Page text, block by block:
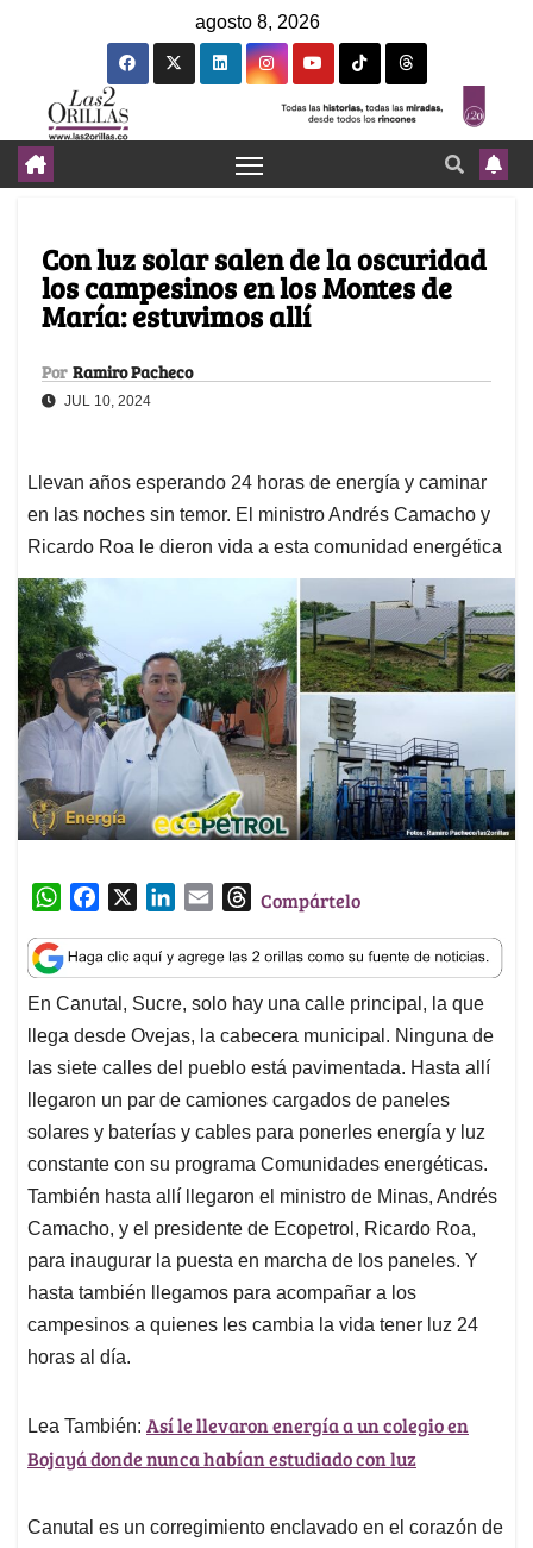
agosto 8, 2026
Con luz solar salen de la oscuridad
los campesinos en los Montes de
María: estuvimos allí
Por Ramiro Pacheco
JUL 10, 2024
Llevan años esperando 24 horas de energía y caminar
en las noches sin temor. El ministro Andrés Camacho y
Ricardo Roa le dieron vida a esta comunidad energética
W
a
t
s
A
p
p
c
e
b
o
o
k
n
k
e
d
I
n
a
i
l
T
r
e
a
d
s
Compártelo
En Canutal, Sucre, solo hay una calle principal, la que
llega desde Ovejas, la cabecera municipal. Ninguna de
las siete calles del pueblo está pavimentada. Hasta allí
llegaron un par de camiones cargados de paneles
solares y baterías y cables para ponerles energía y luz
constante con su programa Comunidades energéticas.
También hasta allí llegaron el ministro de Minas, Andrés
Camacho, y el presidente de Ecopetrol, Ricardo Roa,
para inaugurar la puesta en marcha de los paneles. Y
hasta también llegamos para acompañar a los
campesinos a quienes les cambia la vida tener luz 24
horas al día.
Lea También: Así le llevaron energía a un colegio en
Bojayá donde nunca habían estudiado con luz
Canutal es un corregimiento enclavado en el corazón de